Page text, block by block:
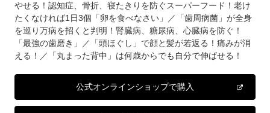
やせる！認知症、骨折、寝たきりを防ぐスーパーフード！老け
たくなければ1日3個「卵を食べなさい」／「歯周病菌」が全身
を巡り万病を招くと判明！腎臓病、糖尿病、心臓病を防ぐ！
「最強の歯磨き」／「頭ほぐし」で顔と髪が若返る！痛みが消
える！／「丸まった背中」は何歳からでも自分で伸ばせる！
公式オンラインショップで購入